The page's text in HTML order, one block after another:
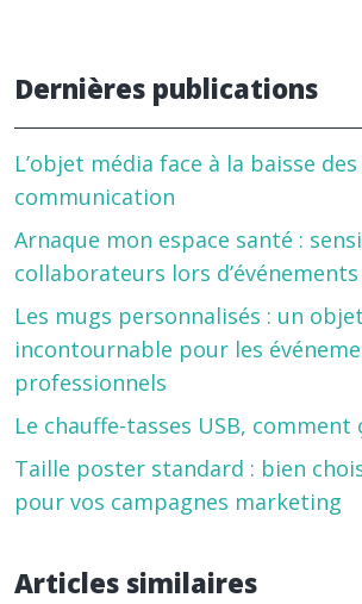
Dernières publications
L’objet média face à la baisse
communication
Arnaque mon espace santé :
collaborateurs lors
Les mugs personnalisés : un
incontournable pour les
professionnels
Le chauffe-tasses USB, comment
Taille poster standard : bien
pour vos campagnes marketing
Articles similaires